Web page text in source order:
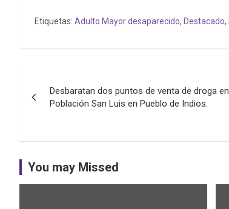
Etiquetas: Adulto Mayor desaparecido, Destacado,
de
Desbaratan dos puntos de venta de droga en
Población San Luis en Pueblo de Indios.
You may Missed